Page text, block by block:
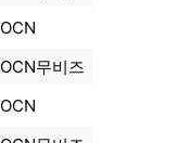
OCN
OCN무비즈
OCN